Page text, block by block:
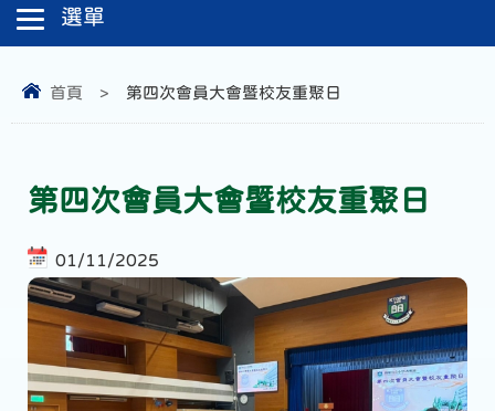
首頁 > 第四次會員大會暨校友重聚日
第四次會員大會暨校友重聚日
01/11/2025